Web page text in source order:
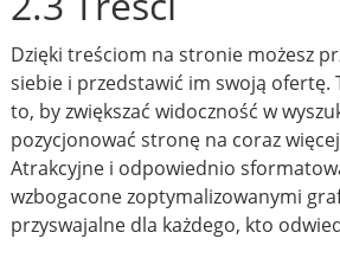
Dzięki treściom na stronie możesz
siebie i przedstawić im swoją ofertę.
to, by zwiększać widoczność w
pozycjonować stronę na coraz
Atrakcyjne i odpowiednio
wzbogacone zoptymalizowanymi
przyswajalne dla każdego, kto